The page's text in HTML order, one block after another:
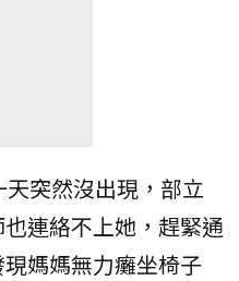
突然沒出現，部立
連絡不上她，趕緊通
媽媽無力癱坐椅子